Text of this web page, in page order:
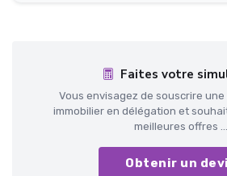
Faites votre
Vous envisagez de souscrire
immobilier en délégation et
meilleures offres ...
Obtenir un